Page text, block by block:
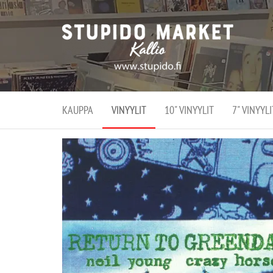
ja
Stupido
verkko-
Kallion
KAUPPA VINYYLIT 10" VINYYLIT 7"